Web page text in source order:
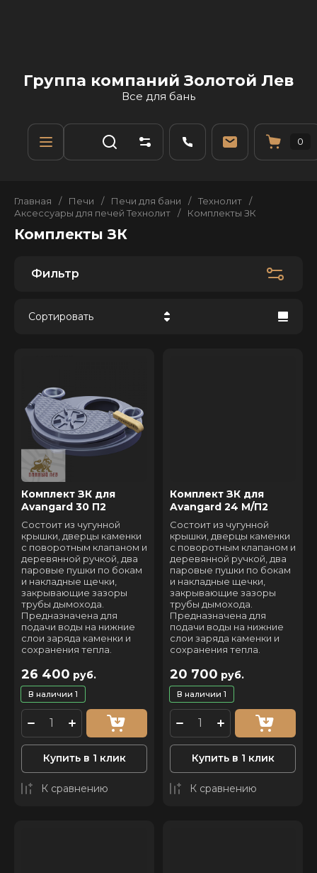
Группа компаний Золотой Лев
Все для бань
0
Главная / Печи / Печи для бани / Технолит
/
Аксессуары для печей Технолит
/ Комплекты ЗК
Комплекты ЗК
Фильтр
Сортировать
Название - Я-А
Название - А-Я
Комплект ЗК для
Avangard 30 П2
Состоит из чугунной
крышки, дверцы каменки
с поворотным клапаном и
деревянной ручкой, два
паровые пушки по бокам
и накладные щечки,
закрывающие зазоры
трубы дымохода.
Предназначена для
подачи воды на нижние
слои заряда каменки и
сохранения тепла.
В наличии 1
26 400 руб.
Купить в 1 клик
К сравнению
Комплект ЗК для
Avangard 24 М/П2
Состоит из чугунной
крышки, дверцы каменки
с поворотным клапаном и
деревянной ручкой, два
паровые пушки по бокам
и накладные щечки,
закрывающие зазоры
трубы дымохода.
Предназначена для
подачи воды на нижние
слои заряда каменки и
сохранения тепла.
В наличии 1
20 700 руб.
Купить в 1 клик
К сравнению